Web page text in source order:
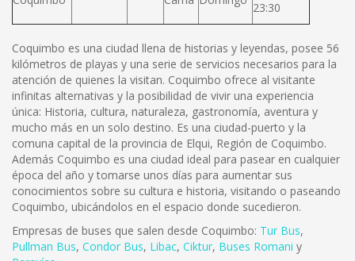
23:30
Coquimbo es una ciudad llena de historias y leyendas, posee 56
kilómetros de playas y una serie de servicios necesarios para la
atención de quienes la visitan. Coquimbo ofrece al visitante
infinitas alternativas y la posibilidad de vivir una experiencia
única: Historia, cultura, naturaleza, gastronomía, aventura y
mucho más en un solo destino. Es una ciudad-puerto y la
comuna capital de la provincia de Elqui, Región de Coquimbo.
Además Coquimbo es una ciudad ideal para pasear en cualquier
época del año y tomarse unos días para aumentar sus
conocimientos sobre su cultura e historia, visitando o paseando
Coquimbo, ubicándolos en el espacio donde sucedieron.
Empresas de buses que salen desde Coquimbo: Tur Bus,
Pullman Bus, Condor Bus, Libac, Ciktur, Buses Romani y